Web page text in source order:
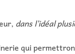
dans l’idéal
qui